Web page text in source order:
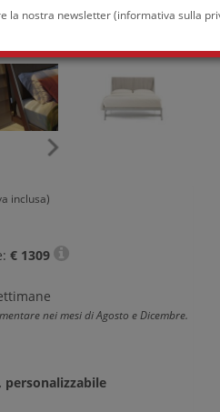
la nostra newsletter (informativa sulla
inclusa)
€ 1309
nei mesi di Agosto e Dicembre.
personalizzabile